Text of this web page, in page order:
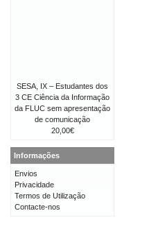
SESA, IX – Estudantes dos
3 CE Ciência da Informação
da FLUC sem apresentação
de comunicação
20,00€
Informações
Envios
Privacidade
Termos de Utilização
Contacte-nos